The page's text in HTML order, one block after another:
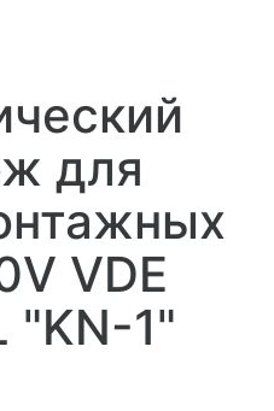
для
VDE
"KN-1"